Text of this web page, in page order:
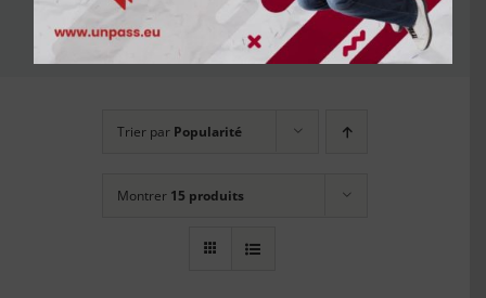
moto
Trier par Popularité
Montrer 15 produits